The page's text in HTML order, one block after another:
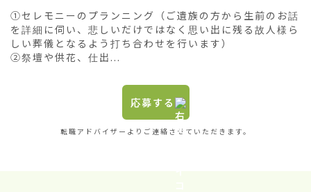
①セレモニーのプランニング（ご遺族の方から生前のお話
を詳細に伺い、悲しいだけではなく思い出に残る故人様ら
しい葬儀となるよう打ち合わせを行います）
②祭壇や供花、仕出...
応募する
転職アドバイザーよりご連絡させていただきます。